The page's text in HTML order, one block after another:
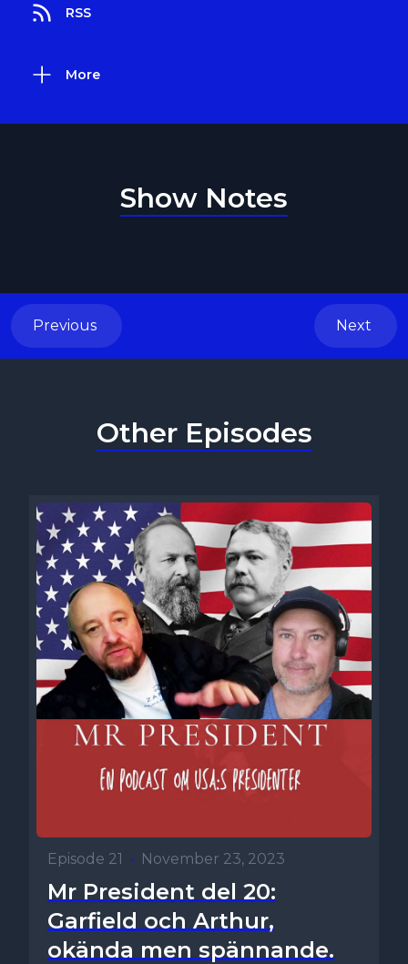
RSS
More
Show Notes
Previous Next
Other Episodes
Episode 21 • November 23, 2023
Mr President del 20:
Garfield och Arthur,
okända men spännande.